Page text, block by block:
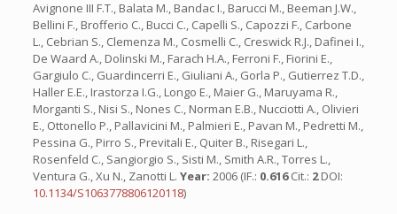
Avignone III F.T., Balata M., Bandac I., Barucci M., Beeman J.W.,
Bellini F., Brofferio C., Bucci C., Capelli S., Capozzi F., Carbone
L., Cebrian S., Clemenza M., Cosmelli C., Creswick R.J., Dafinei I.,
De Waard A., Dolinski M., Farach H.A., Ferroni F., Fiorini E.,
Gargiulo C., Guardincerri E., Giuliani A., Gorla P., Gutierrez T.D.,
Haller E.E., Irastorza I.G., Longo E., Maier G., Maruyama R.,
Morganti S., Nisi S., Nones C., Norman E.B., Nucciotti A., Olivieri
E., Ottonello P., Pallavicini M., Palmieri E., Pavan M., Pedretti M.,
Pessina G., Pirro S., Previtali E., Quiter B., Risegari L.,
Rosenfeld C., Sangiorgio S., Sisti M., Smith A.R., Torres L.,
Ventura G., Xu N., Zanotti L. Year: 2006 (IF.: 0.616Cit.: 2DOI:
10.1134/S1063778806120118)